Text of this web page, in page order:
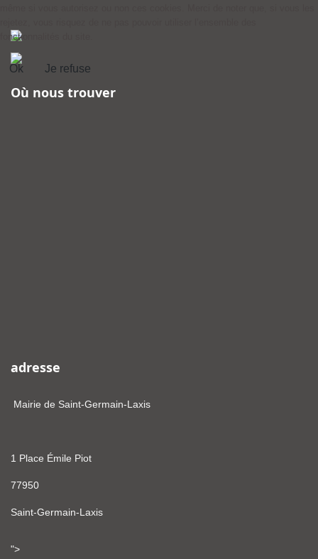
Où nous trouver
adresse
Mairie de Saint-Germain-Laxis
1 Place Émile Piot
77950
Saint-Germain-Laxis
">
fonctionnalités du site.
Ok Je refuse